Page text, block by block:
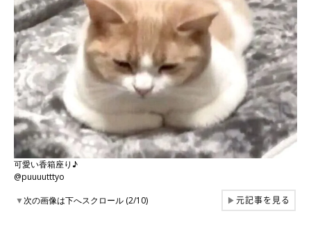
可愛い香箱座り♪
@puuuutttyo
▼次の画像は下へスクロール (2/10) ▶元記事を見る